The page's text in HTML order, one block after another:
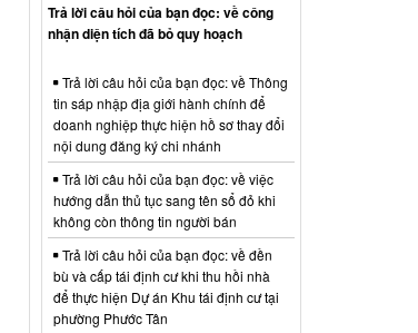
Trả lời câu hỏi của bạn đọc: về công
nhận diện tích đã bỏ quy hoạch
Trả lời câu hỏi của bạn đọc: về Thông
tin sáp nhập địa giới hành chính để
doanh nghiệp thực hiện hồ sơ thay đổi
nội dung đăng ký chi nhánh
Trả lời câu hỏi của bạn đọc: về việc
hướng dẫn thủ tục sang tên sổ đỏ khi
không còn thông tin người bán
Trả lời câu hỏi của bạn đọc: về đền
bù và cấp tái định cư khi thu hồi nhà
để thực hiện Dự án Khu tái định cư tại
phường Phước Tân